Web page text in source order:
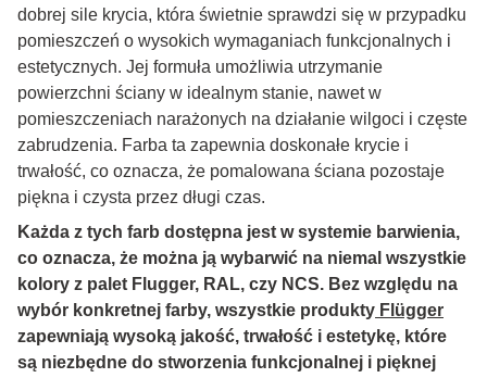
dobrej sile krycia, która świetnie sprawdzi się w przypadku
pomieszczeń o wysokich wymaganiach funkcjonalnych i
estetycznych. Jej formuła umożliwia utrzymanie
powierzchni ściany w idealnym stanie, nawet w
pomieszczeniach narażonych na działanie wilgoci i częste
zabrudzenia. Farba ta zapewnia doskonałe krycie i
trwałość, co oznacza, że pomalowana ściana pozostaje
piękna i czysta przez długi czas.
Każda z tych farb dostępna jest w systemie barwienia,
co oznacza, że można ją wybarwić na niemal wszystkie
kolory z palet Flugger, RAL, czy NCS. Bez względu na
wybór konkretnej farby, wszystkie produkty Flügger
zapewniają wysoką jakość, trwałość i estetykę, które
są niezbędne do stworzenia funkcjonalnej i pięknej